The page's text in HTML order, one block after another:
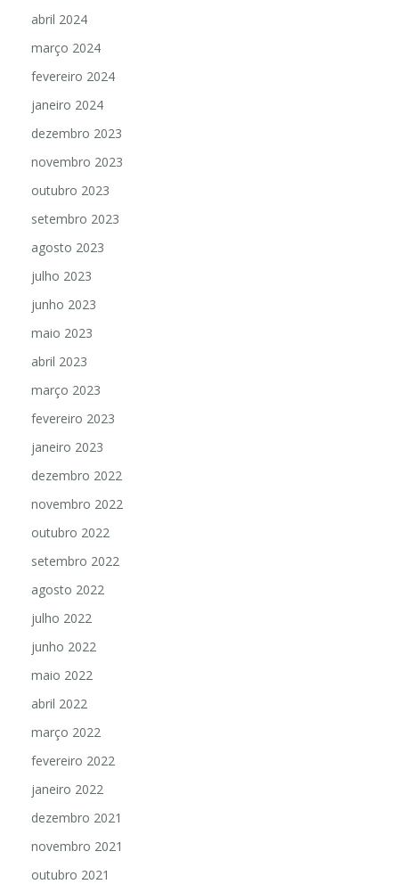
abril 2024
março 2024
fevereiro 2024
janeiro 2024
dezembro 2023
novembro 2023
outubro 2023
setembro 2023
agosto 2023
julho 2023
junho 2023
maio 2023
abril 2023
março 2023
fevereiro 2023
janeiro 2023
dezembro 2022
novembro 2022
outubro 2022
setembro 2022
agosto 2022
julho 2022
junho 2022
maio 2022
abril 2022
março 2022
fevereiro 2022
janeiro 2022
dezembro 2021
novembro 2021
outubro 2021